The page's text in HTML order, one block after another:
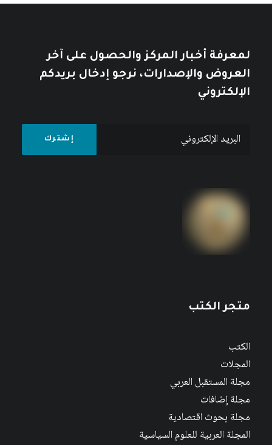
كتبه ياسمين قعيق
لمعرفة أخبار المركز والحصول على آخر
العروض والإصدارات، نرجو إدخال بريدكم
الإلكتروني
متجر الكتب
الكتب
المجلات
مجلة المستقبل العربي
مجلة إضافات
مجلة بحوث اقتصادية
المجلة العربية للعلوم السياسية